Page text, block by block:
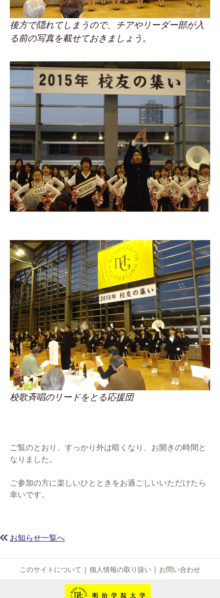
後方で隠れてしまうので、チアやリーダー部が入
る前の写真を載せておきましょう。
校歌斉唱のリードをとる応援団
ご覧のとおり、すっかり外は暗くなり、お開きの時間と
なりました。
ご参加の方に楽しいひとときをお過ごしいいただけたら
幸いです。
お知らせ一覧へ
このサイトについて | 個人情報の取り扱い | お問い合わせ